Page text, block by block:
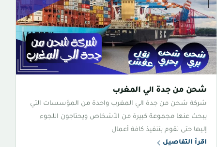
شحن من جدة الي المغرب
شركة شحن من جدة الي المغرب واحدة من المؤسسات التي
يبحث عنها مجموعة كبيرة من الأشخاص ويحتاجون اللجوء
إليها حتى تقوم بتنفيذ كافة أعمال
اقرأ التفاصيل